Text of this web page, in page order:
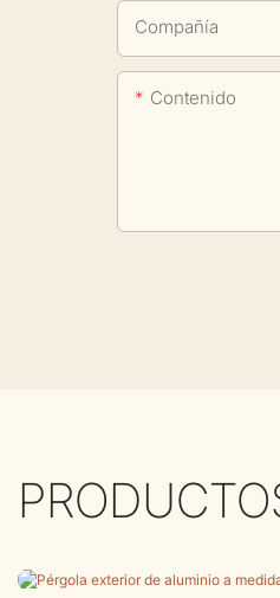
Compañía
Contenido